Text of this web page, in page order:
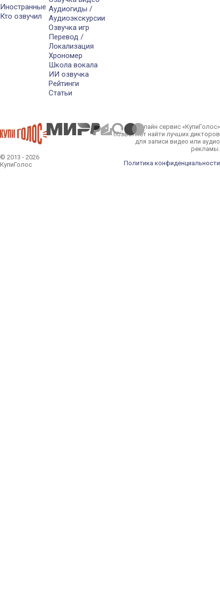
Иностранные
Кто озвучил
Аудиогиды /
Аудиоэкскурсии
Озвучка игр
Перевод /
Локализация
Хрономер
Школа вокала
ИИ озвучка
Рейтинги
Статьи
© 2013 - 2026
КупиГолос
Онлайн сервис «КупиГолос»
позволяет найти лучших дикторов
для записи видео или аудио
рекламы.
Политика конфиденциальности